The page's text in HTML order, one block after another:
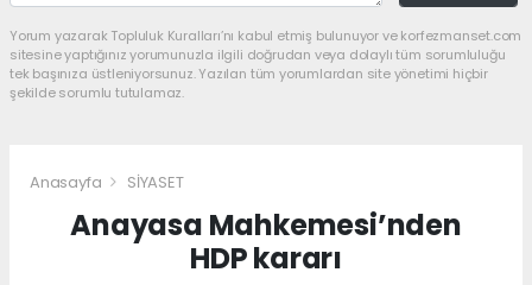
Yorum yazarak Topluluk Kuralları’nı kabul etmiş bulunuyor ve korfezmanset.com
sitesine yaptığınız yorumunuzla ilgili doğrudan veya dolaylı tüm sorumluluğu
tek başınıza üstleniyorsunuz. Yazılan tüm yorumlardan site yönetimi hiçbir
şekilde sorumlu tutulamaz.
Anasayfa SİYASET
Anayasa Mahkemesi’nden
HDP kararı